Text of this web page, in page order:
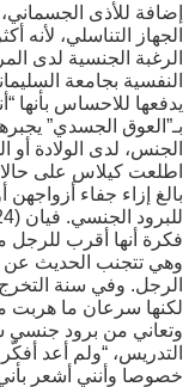
إضافة للأذى
الجهاز التناسلي،
الرغبة الجنسية لدى
النفسية بجامعة
يدفعها للاحساس بأنها
بـ”العوق الجسدي”
الجنس، لدى الولادة أو
اطلعت كيلاس على
بالغ إزاء جفاء
فكرة أنها أقرب للرجل
وهي تتجنب الحديث عن
الرجل. وفي سنة
لكنها سرعان ما هربت
وتعاني من برود جنسي
التدريس، “ولم أعد
خصوصا وأنني أشعر